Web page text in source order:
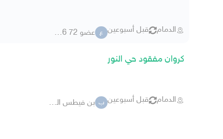
الدمام قبل أسبوعين ع عضو 72 63946
كروان مفقود حي النور
الدمام قبل أسبوعين ب بن فيطس القرشي